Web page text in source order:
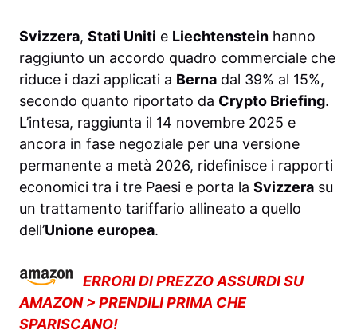
Svizzera, Stati Uniti e Liechtenstein hanno
raggiunto un accordo quadro commerciale che
riduce i dazi applicati a Berna dal 39% al 15%,
secondo quanto riportato da Crypto Briefing.
L’intesa, raggiunta il 14 novembre 2025 e
ancora in fase negoziale per una versione
permanente a metà 2026, ridefinisce i rapporti
economici tra i tre Paesi e porta la Svizzera su
un trattamento tariffario allineato a quello
dell’Unione europea.
ERRORI DI PREZZO ASSURDI SU
AMAZON > PRENDILI PRIMA CHE
SPARISCANO!